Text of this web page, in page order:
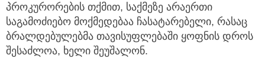
პროკურორების თქმით, საქმეზე არაერთი
საგამოძიებო მოქმედებაა ჩასატარებელი, რასაც
ბრალდებულებმა თავისუფლებაში ყოფნის დროს
შესაძლოა, ხელი შეუშალონ.